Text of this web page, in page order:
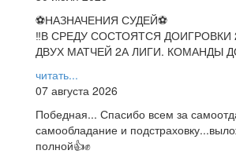
⚽НАЗНАЧЕНИЯ СУДЕЙ⚽
‼В СРЕДУ СОСТОЯТСЯ ДОИГРОВКИ
ДВУХ МАТЧЕЙ 2А ЛИГИ. КОМАНДЫ
читать...
07 августа 2026
Победная... Спасибо всем за
самообладание и
полной👍✊